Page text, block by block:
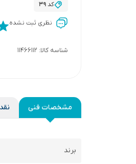
کد39
نظری ثبت نشده
شناسه کالا: 11466112
مشخصات فنی
برند